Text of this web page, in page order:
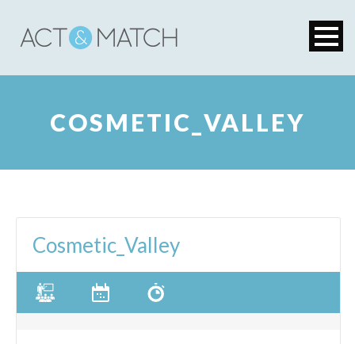
COSMETIC_VALLEY
Cosmetic_Valley